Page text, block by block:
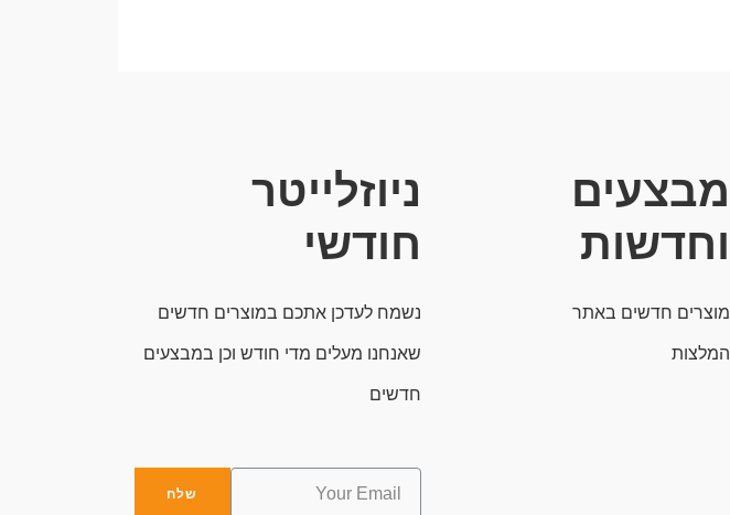
מבצעים
וחדשות
מוצרים חדשים באתר
המלצות
ניוזלייטר
חודשי
נשמח לעדכן אתכם במוצרים חדשים
שאנחנו מעלים מדי חודש וכן במבצעים
חדשים
Email שלח